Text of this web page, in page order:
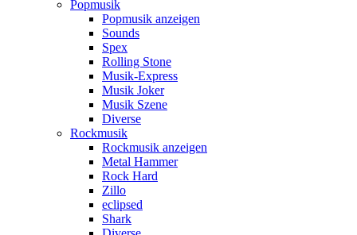
Popmusik
Popmusik anzeigen
Sounds
Spex
Rolling Stone
Musik-Express
Musik Joker
Musik Szene
Diverse
Rockmusik
Rockmusik anzeigen
Metal Hammer
Rock Hard
Zillo
eclipsed
Shark